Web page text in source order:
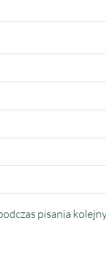
pisania